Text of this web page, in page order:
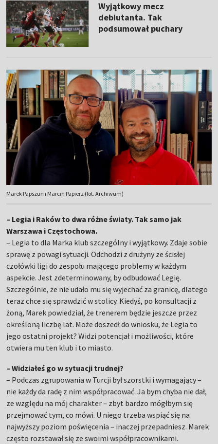
Wyjątkowy mecz
debiutanta. Tak
podsumował puchary
Marek Papszun i Marcin Papierz (fot. Archiwum)
– Legia i Raków to dwa różne światy. Tak samo jak
Warszawa i Częstochowa.
– Legia to dla Marka klub szczególny i wyjątkowy. Zdaje sobie
sprawę z powagi sytuacji. Odchodzi z drużyny ze ścisłej
czołówki ligi do zespołu mającego problemy w każdym
aspekcie. Jest zdeterminowany, by odbudować Legię.
Szczególnie, że nie udało mu się wyjechać za granicę, dlatego
teraz chce się sprawdzić w stolicy. Kiedyś, po konsultacji z
żoną, Marek powiedział, że trenerem będzie jeszcze przez
określoną liczbę lat. Może doszedł do wniosku, że Legia to
jego ostatni projekt? Widzi potencjał i możliwości, które
otwiera mu ten klub i to miasto.
– Widziałeś go w sytuacji trudnej?
– Podczas zgrupowania w Turcji był szorstki i wymagający –
nie każdy da radę z nim współpracować. Ja bym chyba nie dał,
ze względu na mój charakter – zbyt bardzo mógłbym się
przejmować tym, co mówi. U niego trzeba wspiąć się na
najwyższy poziom poświęcenia – inaczej przepadniesz. Marek
często rozstawał się ze swoimi współpracownikami.